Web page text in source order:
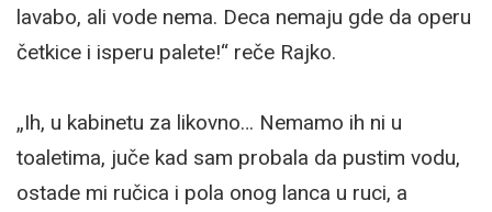
lavabo, ali vode nema. Deca nemaju gde da operu
četkice i isperu palete!“ reče Rajko.
„Ih, u kabinetu za likovno… Nemamo ih ni u
toaletima, juče kad sam probala da pustim vodu,
ostade mi ručica i pola onog lanca u ruci, a